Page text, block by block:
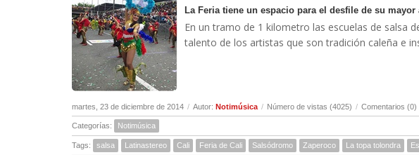
La Feria tiene un espacio para el desfile de su
En un tramo de 1 kilometro las escuelas de salsa
talento de los artistas que son tradición caleña e
martes, 23 de diciembre de 2014 / Autor: Notimúsica / Número de vistas (4025) / Comentarios (0)
Categorías: Notimúsica
Tags: salsa Latinastereo Cali Feria de Cali Salsódromo Zaperoco La topa tolondra